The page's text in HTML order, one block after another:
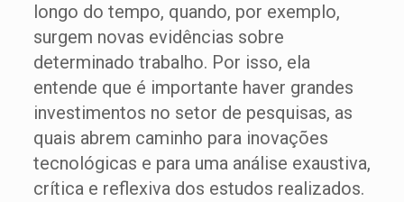
longo do tempo, quando, por exemplo,
surgem novas evidências sobre
determinado trabalho. Por isso, ela
entende que é importante haver grandes
investimentos no setor de pesquisas, as
quais abrem caminho para inovações
tecnológicas e para uma análise exaustiva,
crítica e reflexiva dos estudos realizados.